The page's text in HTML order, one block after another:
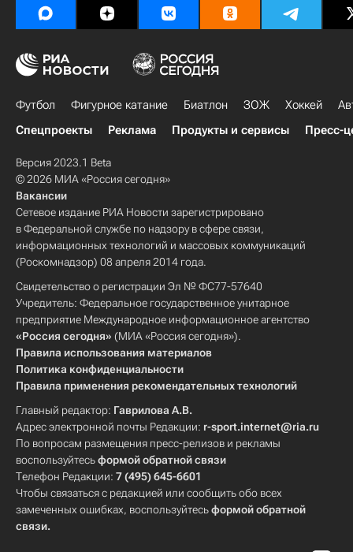
Футбол Фигурное катание Биатлон ЗОЖ Хоккей
Спецпроекты
Реклама Продукты и сервисы Пресс-
Версия 2023.1 Beta
© 2026 МИА «Россия сегодня»
Вакансии
Сетевое издание РИА Новости зарегистрировано
в Федеральной службе по надзору в сфере связи,
информационных технологий и массовых коммуникаций
(Роскомнадзор) 08 апреля 2014 года.
Свидетельство о регистрации Эл № ФС77-57640
Учредитель: Федеральное государственное унитарное
предприятие Международное информационное агентство
«Россия сегодня» (МИА «Россия сегодня»).
Правила использования материалов
Политика конфиденциальности
Правила применения рекомендательных технологий
Главный редактор: Гаврилова А.В.
Адрес электронной почты Редакции: r-sport.internet@ria.ru
По вопросам размещения пресс-релизов и рекламы
воспользуйтесьформой обратной связи
Телефон Редакции: 7 (495) 645-6601
Чтобы связаться с редакцией или сообщить обо всех
замеченных ошибках, воспользуйтесьформой обратной
связи.